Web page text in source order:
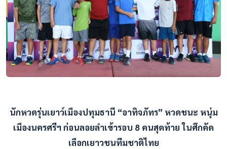
นักหวดรุ่นเยาว์เมืองปทุมธานี “อาทิจภัทร” หวดชนะ หนุ่ม
เมืองนครศรีฯ ก่อนลอยลำเข้ารอบ 8 คนสุดท้าย ในศึกคัด
เลือกเยาวชนทีมชาติไทย